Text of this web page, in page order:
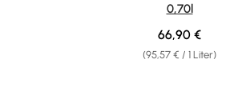
0,70l
(95,57 € / 1 Liter)
Regulärer Preis:
66,90 €